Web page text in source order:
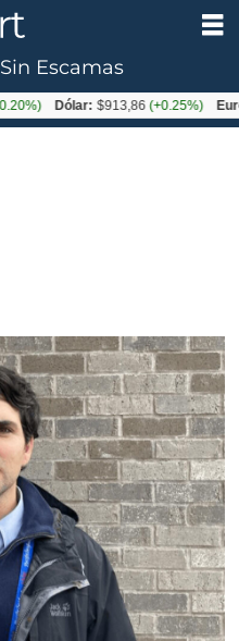
Sin Escamas
Dólar: $913,86(+0.25%) Euro: